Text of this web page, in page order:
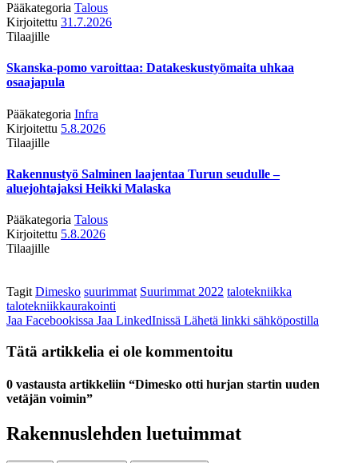
Pääkategoria Talous
Kirjoitettu 31.7.2026
Tilaajille
Skanska-pomo varoittaa: Datakeskustyömaita uhkaa
osaajapula
Pääkategoria Infra
Kirjoitettu 5.8.2026
Tilaajille
Rakennustyö Salminen laajentaa Turun seudulle –
aluejohtajaksi Heikki Malaska
Pääkategoria Talous
Kirjoitettu 5.8.2026
Tilaajille
Tagit Dimesko suurimmat Suurimmat 2022 talotekniikka
talotekniikkaurakointi
Jaa Facebookissa Jaa LinkedInissä Lähetä linkki sähköpostilla
Tätä artikkelia ei ole kommentoitu
0 vastausta artikkeliin “Dimesko otti hurjan startin uuden
vetäjän voimin”
Rakennuslehden luetuimmat